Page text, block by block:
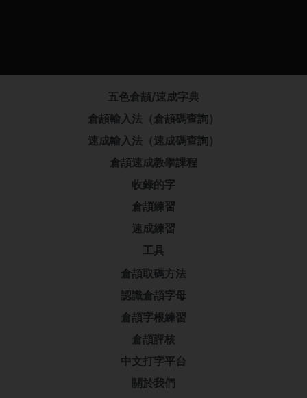
五色倉頡/速成字典
倉頡輸入法（倉頡碼查詢）
速成輸入法（速成碼查詢）
倉頡速成教學課程
收錄的字
倉頡練習
速成練習
工具
倉頡取碼方法
認識倉頡字母
倉頡字根練習
倉頡評核
中文打字平台
關於我們